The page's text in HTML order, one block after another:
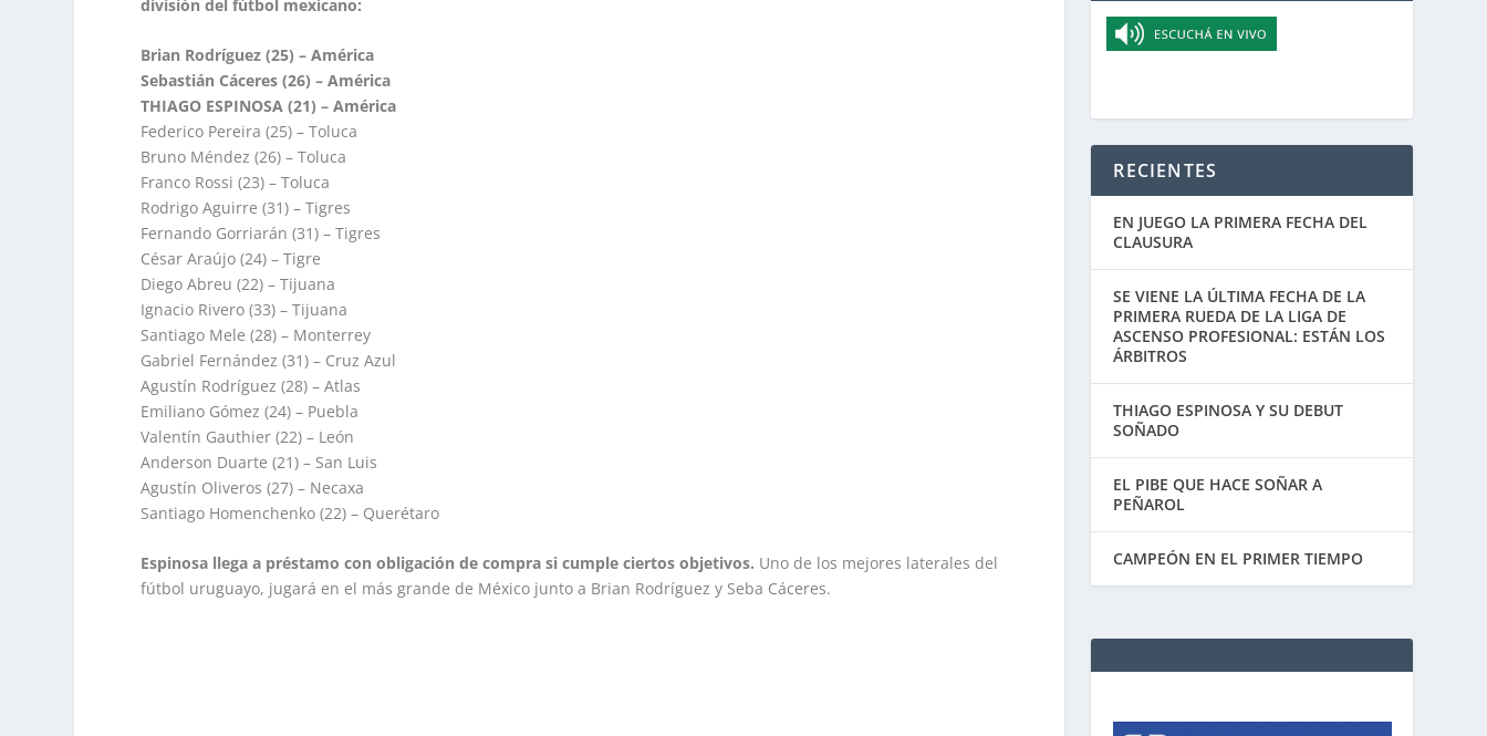
división del fútbol mexicano:
Brian Rodríguez (25) – América
Sebastián Cáceres (26) – América
THIAGO ESPINOSA (21) – América
Federico Pereira (25) – Toluca
Bruno Méndez (26) – Toluca
Franco Rossi (23) – Toluca
Rodrigo Aguirre (31) – Tigres
Fernando Gorriarán (31) – Tigres
César Araújo (24) – Tigre
Diego Abreu (22) – Tijuana
Ignacio Rivero (33) – Tijuana
Santiago Mele (28) – Monterrey
Gabriel Fernández (31) – Cruz Azul
Agustín Rodríguez (28) – Atlas
Emiliano Gómez (24) – Puebla
Valentín Gauthier (22) – León
Anderson Duarte (21) – San Luis
Agustín Oliveros (27) – Necaxa
Santiago Homenchenko (22) – Querétaro
Espinosa llega a préstamo con obligación de compra si cumple ciertos objetivos. Uno de los mejores laterales del
fútbol uruguayo, jugará en el más grande de México junto a Brian Rodríguez y Seba Cáceres.
RECIENTES
EN JUEGO LA PRIMERA FECHA DEL
CLAUSURA
SE VIENE LA ÚLTIMA FECHA DE LA
PRIMERA RUEDA DE LA LIGA DE
ASCENSO PROFESIONAL: ESTÁN LOS
ÁRBITROS
THIAGO ESPINOSA Y SU DEBUT
SOÑADO
EL PIBE QUE HACE SOÑAR A
PEÑAROL
CAMPEÓN EN EL PRIMER TIEMPO